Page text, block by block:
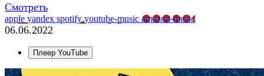
Смотреть
apple yandex spotifyyoutube-music amazon-music
06.06.2022
Плеер YouTube